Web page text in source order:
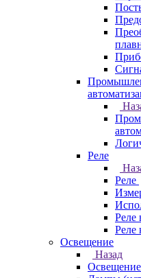
Реле
Реле
Реле
Реле
Освещение
Назад
Освещение